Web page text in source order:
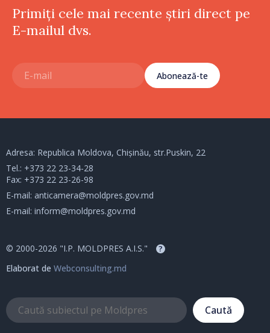
Primiți cele mai recente știri direct pe
E-mailul dvs.
Abonează-te
Adresa: Republica Moldova, Chișinău, str.Puskin, 22
Tel.: +373 22 23-34-28
Fax: +373 22 23-26-98
E-mail: anticamera@moldpres.gov.md
E-mail: inform@moldpres.gov.md
© 2000-2026 "I.P. MOLDPRES A.I.S." ?
Elaborat de Webconsulting.md
Caută